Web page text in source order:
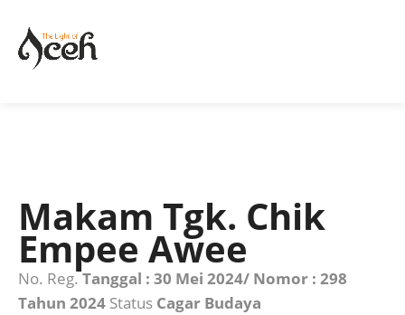
Makam Tgk. Chik
Empee Awee
No. Reg.Tanggal : 30 Mei 2024/ Nomor : 298
Tahun 2024 Status Cagar Budaya